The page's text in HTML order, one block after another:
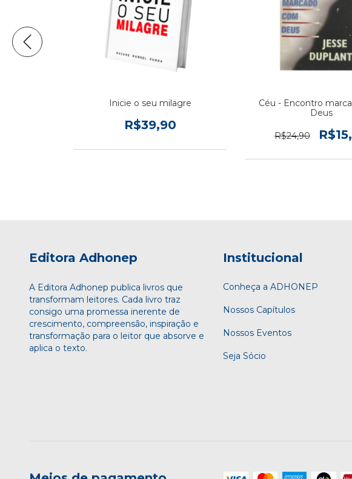
Inicie o seu milagre
R$39,90
Céu - Encontro
Deus
R$24,90
Editora Adhonep
A Editora Adhonep publica livros que
transformam leitores. Cada livro traz
consigo uma promessa inerente de
crescimento, compreensão, inspiração e
transformação para o leitor que absorve e
aplica o texto.
Institucional
Conheça a ADHONEP
Nossos Capítulos
Nossos Eventos
Seja Sócio